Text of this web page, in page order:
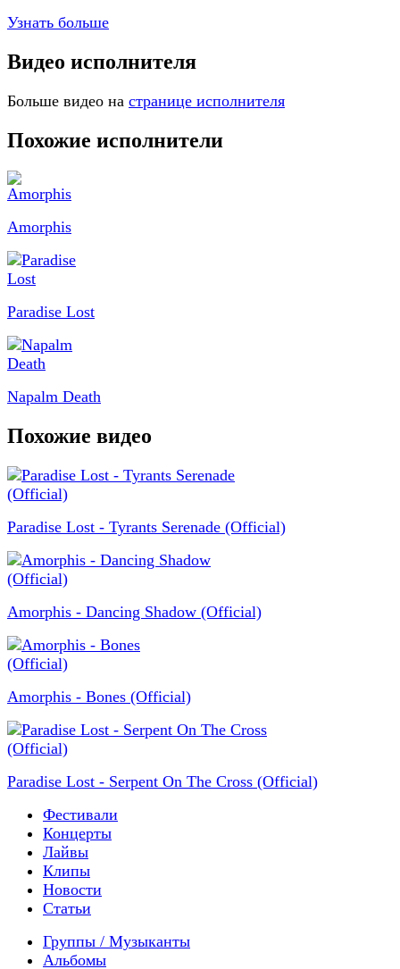
Узнать больше
Видео исполнителя
Больше видео на странице исполнителя
Похожие исполнители
Amorphis
Paradise Lost
Napalm Death
Похожие видео
Paradise Lost - Tyrants Serenade (Official)
Amorphis - Dancing Shadow (Official)
Amorphis - Bones (Official)
Paradise Lost - Serpent On The Cross (Official)
Фестивали
Концерты
Лайвы
Клипы
Новости
Статьи
Группы / Музыканты
Альбомы